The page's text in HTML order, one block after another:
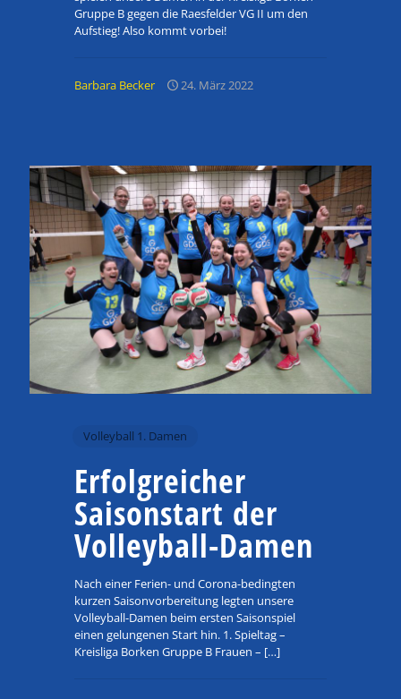
Gruppe B gegen die Raesfelder VG II um den
Aufstieg! Also kommt vorbei!
Barbara Becker 24. März 2022
Volleyball 1. Damen
Erfolgreicher
Saisonstart der
Volleyball-Damen
Nach einer Ferien- und Corona-bedingten
kurzen Saisonvorbereitung legten unsere
Volleyball-Damen beim ersten Saisonspiel
einen gelungenen Start hin. 1. Spieltag –
Kreisliga Borken Gruppe B Frauen – […]